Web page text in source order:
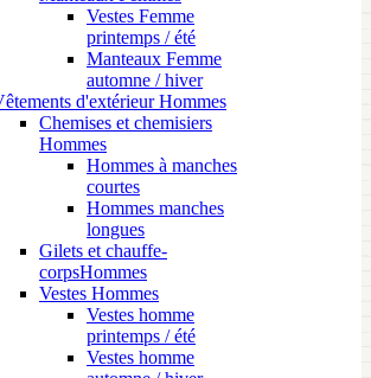
Vestes Femme
printemps / été
Manteaux Femme
automne / hiver
d'extérieur Hommes
Chemises et chemisiers
Hommes
Hommes à manches
courtes
Hommes manches
longues
Gilets et chauffe-
corpsHommes
Vestes Hommes
Vestes homme
printemps / été
Vestes homme